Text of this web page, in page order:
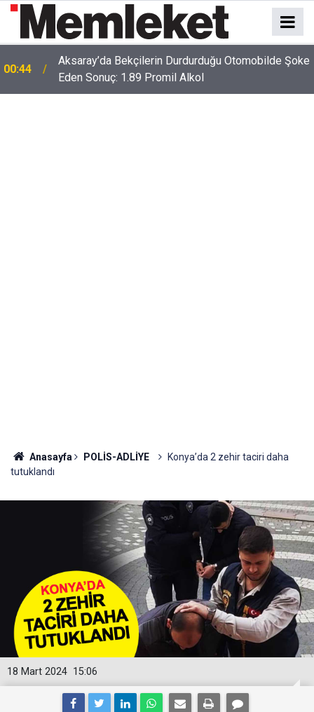
00:41 Polatlı-Haymana-Konya hattı bölünmüş yol oluyor
Anasayfa POLİS-ADLİYE
Konya’da 2 zehir taciri daha
tutuklandı
15:06
18 Mart 2024